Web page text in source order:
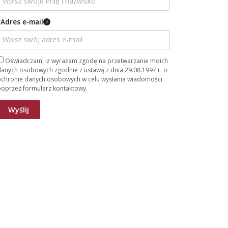
Adres e-mail i
Oświadczam, iż wyrażam zgodę na przetwarzanie moich
osobowych zgodnie z ustawą z dnia 29.08.1997 r. o
danych osobowych w celu wysłania wiadomości
formularz kontaktowy.